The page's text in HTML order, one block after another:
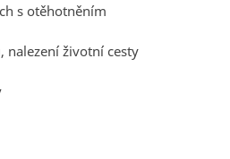
s otěhotněním
nalezení životní cesty